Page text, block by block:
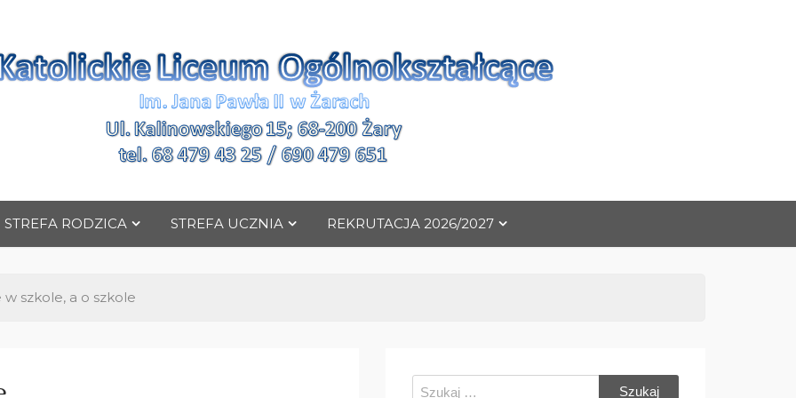
Ogólnokształcące
STREFA RODZICA STREFA UCZNIA REKRUTACJA 2026/2027
w szkole, a o szkole
Szukaj: